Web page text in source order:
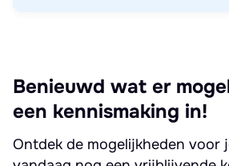
Benieuwd wat er
een kennismaking in!
Ontdek de mogelijkheden voor